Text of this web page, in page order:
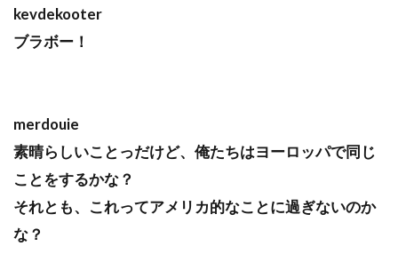
kevdekooter
ブラボー！
merdouie
素晴らしいことっだけど、俺たちはヨーロッパで同じ
ことをするかな？
それとも、これってアメリカ的なことに過ぎないのか
な？